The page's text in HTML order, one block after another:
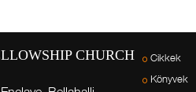
CHURCH
Cikkek
Könyvek